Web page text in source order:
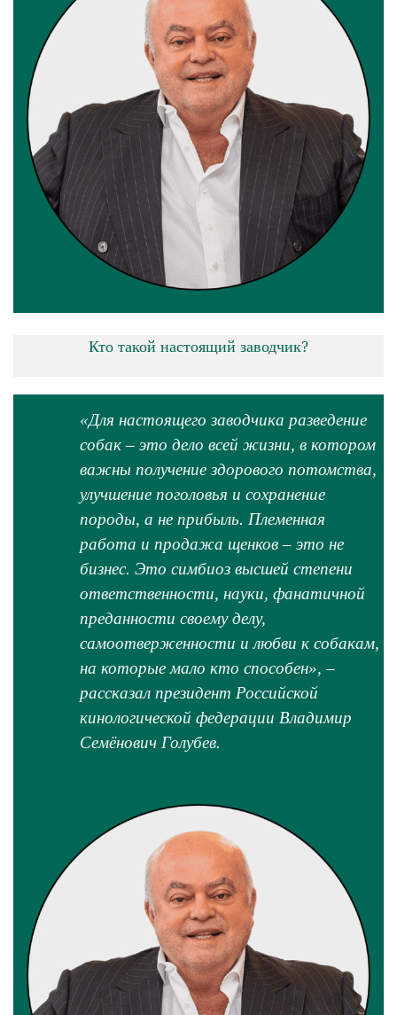
Кто такой настоящий заводчик?
«Для настоящего заводчика разведение
собак – это дело всей жизни, в котором
важны получение здорового потомства,
улучшение поголовья и сохранение
породы, а не прибыль. Племенная
работа и продажа щенков – это не
бизнес. Это симбиоз высшей степени
ответственности, науки, фанатичной
преданности своему делу,
самоотверженности и любви к собакам,
на которые мало кто способен», –
рассказал президент Российской
кинологической федерации Владимир
Семёнович Голубев.